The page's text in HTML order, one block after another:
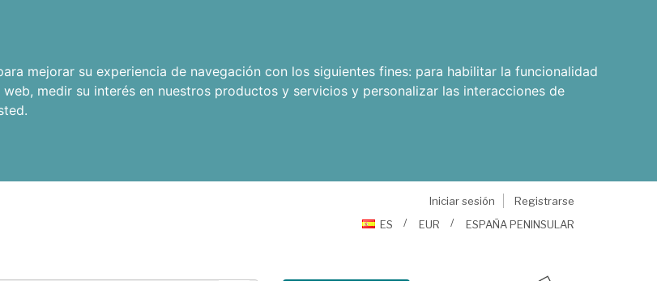
mejorar su experiencia de navegación con los siguientes fines: para habilitar la funcionalidad
web, medir su interés en nuestros productos y servicios y personalizar las interacciones de
.
Iniciar sesión
Registrarse
ES
EUR ESPAÑA PENINSULAR